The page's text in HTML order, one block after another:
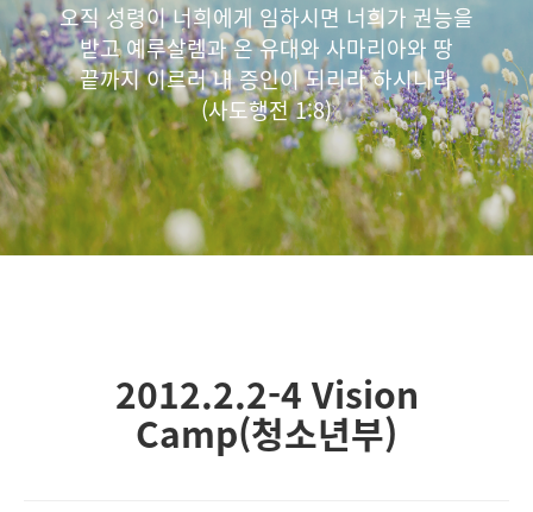
오직 성령이 너희에게 임하시면 너희가 권능을
받고 예루살렘과 온 유대와 사마리아와 땅
끝까지 이르러 내 증인이 되리라 하시니라
(사도행전 1:8)
2012.2.2-4 Vision
Camp(청소년부)